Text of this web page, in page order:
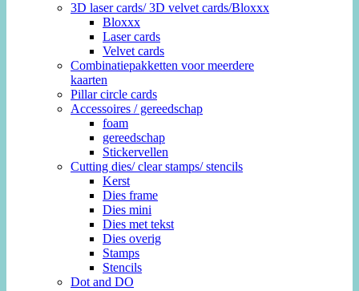
3D laser cards/ 3D velvet cards/Bloxxx
Bloxxx
Laser cards
Velvet cards
Combinatiepakketten voor meerdere
kaarten
Pillar circle cards
Accessoires / gereedschap
foam
gereedschap
Stickervellen
Cutting dies/ clear stamps/ stencils
Kerst
Dies frame
Dies mini
Dies met tekst
Dies overig
Stamps
Stencils
Dot and DO